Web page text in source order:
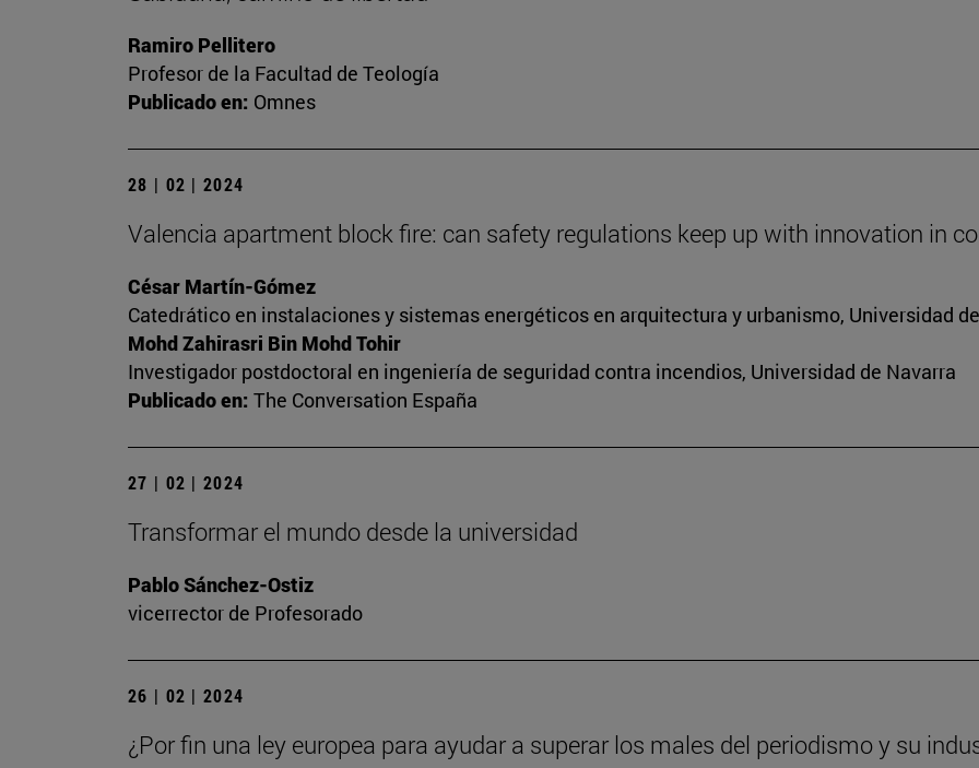
Ramiro Pellitero
Profesor de la Facultad de Teología
Publicado en: Omnes
28 | 02 | 2024
Valencia apartment block fire: can safety regulations keep up with innovation in
César Martín-Gómez
Catedrático en instalaciones y sistemas energéticos en arquitectura y urbanismo, Universidad
Mohd Zahirasri Bin Mohd Tohir
Investigador postdoctoral en ingeniería de seguridad contra incendios, Universidad de Navarra
Publicado en: The Conversation España
27 | 02 | 2024
Transformar el mundo desde la universidad
Pablo Sánchez-Ostiz
vicerrector de Profesorado
26 | 02 | 2024
¿Por fin una ley europea para ayudar a superar los males del periodismo y su